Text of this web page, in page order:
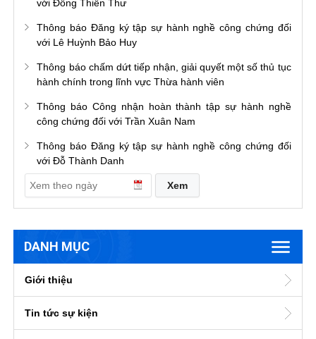
với Đồng Thiên Thư
Thông báo Đăng ký tập sự hành nghề công chứng đối
với Lê Huỳnh Bảo Huy
Thông báo chấm dứt tiếp nhận, giải quyết một số thủ tục
hành chính trong lĩnh vực Thừa hành viên
Thông báo Công nhận hoàn thành tập sự hành nghề
công chứng đối với Trần Xuân Nam
Thông báo Đăng ký tập sự hành nghề công chứng đối
với Đỗ Thành Danh
DANH MỤC
Giới thiệu
Tin tức sự kiện